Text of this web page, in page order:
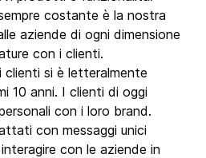
costante è la nostra
aziende di ogni dimensione
con i clienti.
si è letteralmente
10 anni. I clienti di oggi
con i loro brand.
con messaggi unici
con le aziende in